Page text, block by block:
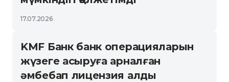
17.07.2026
KMF Банк банк операцияларын
жүзеге асыруға арналған
әмбебап лицензия алды